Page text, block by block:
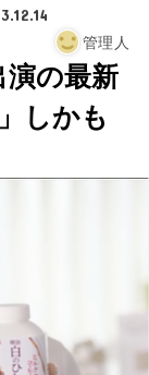
管理人
の最新
しかも